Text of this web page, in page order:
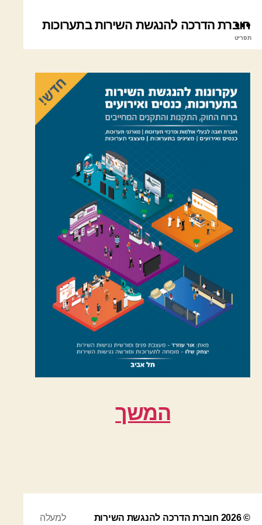
חוברת הדרכה להנגשת השירות בתערוכות
תפריט
המשך
© 2026 חוברת הדרכה להנגשת השירות
למעלה